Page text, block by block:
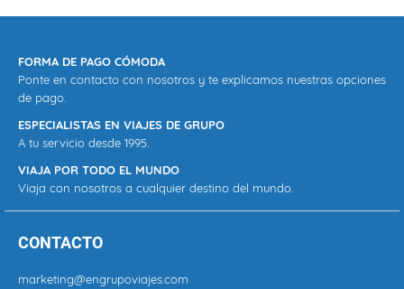
FORMA DE PAGO CÓMODA
Ponte en contacto con nosotros y te explicamos nuestras opciones
de pago.
ESPECIALISTAS EN VIAJES DE GRUPO
A tu servicio desde 1995.
VIAJA POR TODO EL MUNDO
Viaja con nosotros a cualquier destino del mundo.
CONTACTO
marketing@engrupoviajes.com